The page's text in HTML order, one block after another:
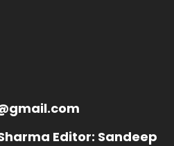
Editor: Sandeep